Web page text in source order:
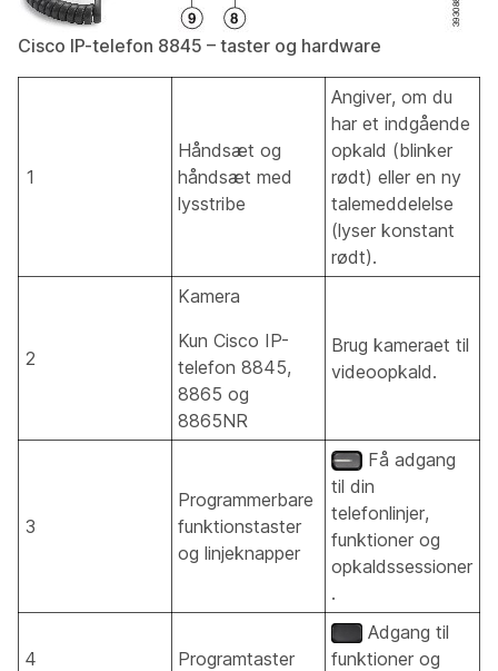
Cisco IP-telefon 8845 – taster og hardware
1
Håndsæt og
håndsæt med
lysstribe
Angiver, om du
har et indgående
opkald (blinker
rødt) eller en ny
talemeddelelse
(lyser konstant
rødt).
2
Kamera
Kun Cisco IP-
telefon 8845,
8865 og
8865NR
Brug kameraet til
videoopkald.
3
Programmerbare
funktionstaster
og linjeknapper
Få adgang
til din
telefonlinjer,
funktioner og
opkaldssessioner
.
4 Programtaster
Adgang til
funktioner og